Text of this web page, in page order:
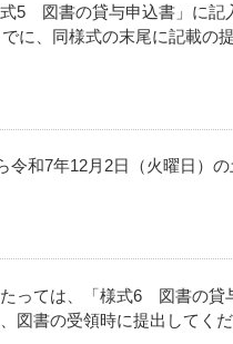
5 図書の貸与申込書」に記
に、同様式の末尾に記載の
令和7年12月2日（火曜日）
っては、「様式6 図書の貸
図書の受領時に提出してくだ